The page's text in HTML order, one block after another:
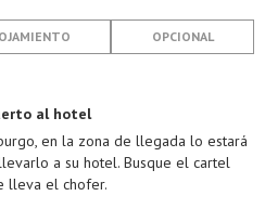
OPCIONAL
al hotel
en la zona de llegada lo estará
a su hotel. Busque el cartel
lleva el chofer.